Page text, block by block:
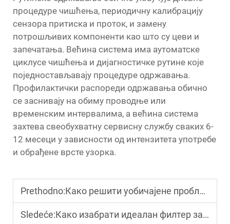
процедуре чишћења, периодичну калибрацију
сензора притиска и проток, и замену
потрошљивих компоненти као што су цеви и
запечатања. Већина система има аутоматске
циклусе чишћења и дијагностичке рутине које
поједностављавају процедуре одржавања.
Профилактички распореди одржавања обично
се заснивају на обиму проводње или
временским интервалима, а већина система
захтева свеобухватну сервисну службу сваких 6-
12 месеци у зависности од интензитета употребе
и обрађене врсте узорка.
Prethodno:Како решити уобичајене проблеме са филтрационим монтажем?
Sledeće:Како изабрати идеалан филтер за шприц за растварач?